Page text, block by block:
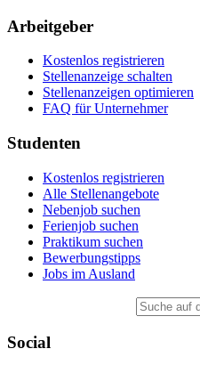
Arbeitgeber
Kostenlos registrieren
Stellenanzeige schalten
Stellenanzeigen optimieren
FAQ für Unternehmer
Studenten
Kostenlos registrieren
Alle Stellenangebote
Nebenjob suchen
Ferienjob suchen
Praktikum suchen
Bewerbungstipps
Jobs im Ausland
Social